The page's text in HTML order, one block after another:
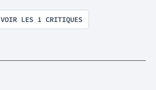
VOIR LES 1 CRITIQUES